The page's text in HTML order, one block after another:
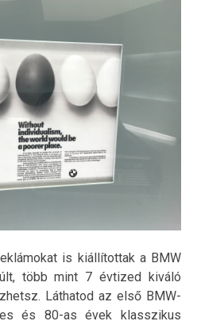
is kiállítottak a BMW
több mint 7 évtized kiváló
Láthatod az első BMW-
és 80-as évek klasszikus